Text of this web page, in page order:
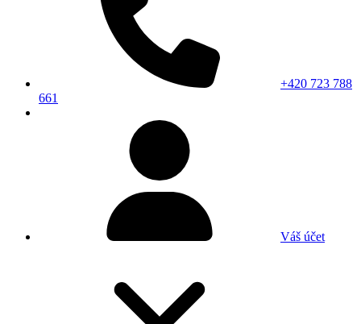
+420 723 788
661
Váš účet